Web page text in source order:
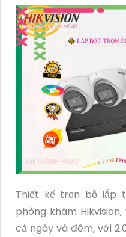
Thiết kế trọn bộ lắp
phòng khám
cả ngày và đêm, với